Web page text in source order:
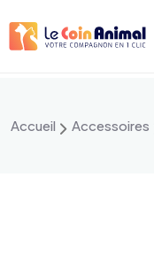
au
Accueil Accessoires